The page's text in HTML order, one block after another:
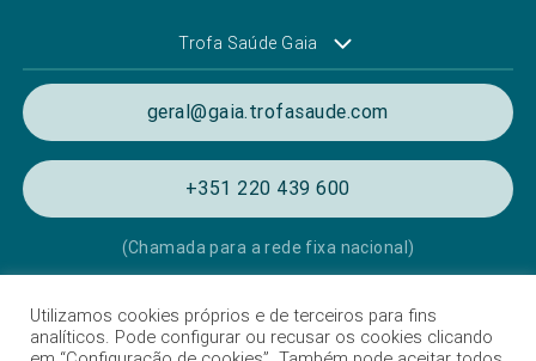
Trofa Saúde Gaia
geral@gaia.trofasaude.com
+351 220 439 600
(Chamada para a rede fixa nacional)
Política de Privacidade e de Cookies
Utilizamos cookies próprios e de terceiros para fins
analíticos. Pode configurar ou recusar os cookies clicando